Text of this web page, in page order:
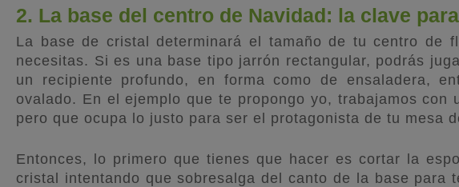
2. La base del centro de Navidad: la clave
La base de cristal determinará el tamaño de tu centro de
necesitas. Si es una base tipo jarrón rectangular, podrás
un recipiente profundo, en forma como de ensaladera,
ovalado. En el ejemplo que te propongo yo, trabajamos con
pero que ocupa lo justo para ser el protagonista de tu mesa
Entonces, lo primero que tienes que hacer es cortar la
cristal intentando que sobresalga del canto de la base para